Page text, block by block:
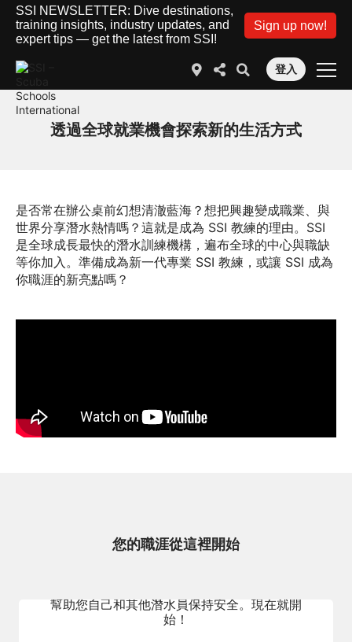
SSI NEWSLETTER: Dive destinations,
training insights, industry updates, and
expert tips — get the latest from SSI!
Sign up now!
登入
透過全球就業機會探索新的生活方式
是否常在辦公桌前幻想清澈藍海？想把興趣變成職業、與
世界分享潛水熱情嗎？這就是成為 SSI 教練的理由。SSI
是全球成長最快的潛水訓練機構，遍布全球的中心與職缺
等你加入。準備成為新一代專業 SSI 教練，或讓 SSI 成為
你職涯的新亮點嗎？
您的職涯從這裡開始
Stress & Rescue
幫助您自己和其他潛水員保持安全。現在就開
始！